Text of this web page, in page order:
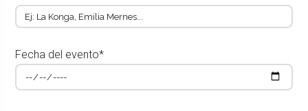
Fecha del evento*